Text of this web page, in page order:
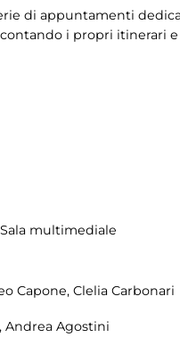
di appuntamenti
i propri itinerari
multimediale
Capone, Clelia Carbonari
Andrea Agostini